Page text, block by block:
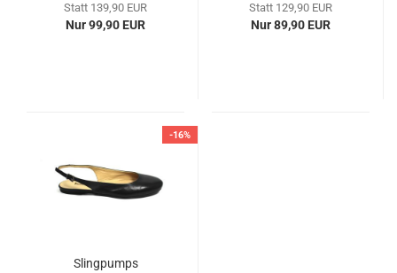
Statt 139,90 EUR
Nur 99,90 EUR
Statt 129,90 EUR
Nur 89,90 EUR
-16%
Slingpumps